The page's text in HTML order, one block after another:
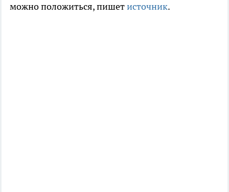
можно положиться, пишетисточник.